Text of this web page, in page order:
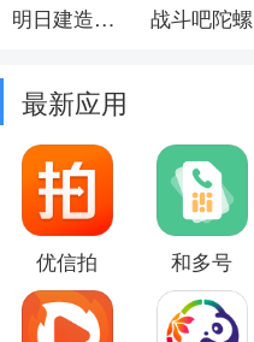
明日建造大师 战斗吧陀螺
最新应用
优信拍 和多号